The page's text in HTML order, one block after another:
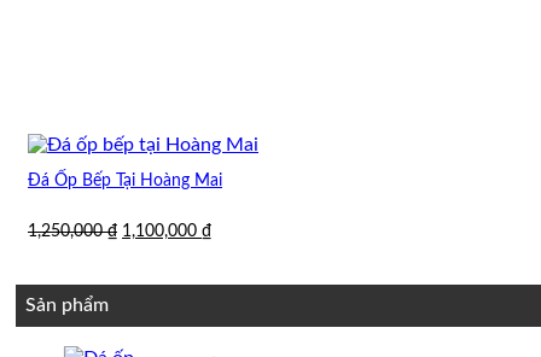
Đá Ốp Bếp Tại Hoàng Mai
1,250,000₫ Giá
1,100,000 ₫Giá
Sản phẩm